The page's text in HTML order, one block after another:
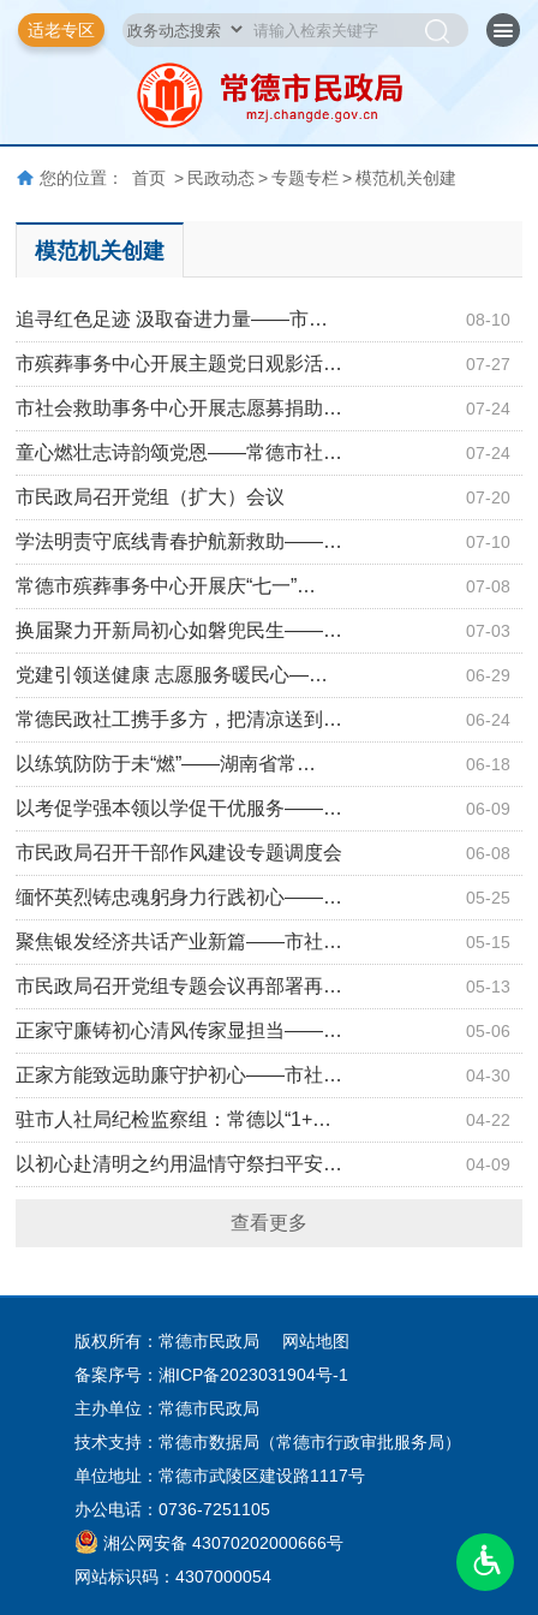
适老专区
您的位置： 首页 > 民政动态 > 专题专栏 > 模范机关创建
模范机关创建
08-10
追寻红色足迹 汲取奋进力量——市…
07-27
市殡葬事务中心开展主题党日观影活…
07-24
市社会救助事务中心开展志愿募捐助…
07-24
童心燃壮志诗韵颂党恩——常德市社…
07-20
市民政局召开党组（扩大）会议
07-10
学法明责守底线青春护航新救助——…
07-08
常德市殡葬事务中心开展庆“七一”…
07-03
换届聚力开新局初心如磐兜民生——…
06-29
党建引领送健康 志愿服务暖民心—…
06-24
常德民政社工携手多方，把清凉送到…
06-18
以练筑防防于未“燃”——湖南省常…
06-09
以考促学强本领以学促干优服务——…
06-08
市民政局召开干部作风建设专题调度会
05-25
缅怀英烈铸忠魂躬身力行践初心——…
05-15
聚焦银发经济共话产业新篇——市社…
05-13
市民政局召开党组专题会议再部署再…
05-06
正家守廉铸初心清风传家显担当——…
04-30
正家方能致远助廉守护初心——市社…
04-22
驻市人社局纪检监察组：常德以“1+…
04-09
以初心赴清明之约用温情守祭扫平安…
查看更多
版权所有：常德市民政局
网站地图
备案序号： 湘ICP备2023031904号-1
主办单位：常德市民政局
技术支持：常德市数据局（常德市行政审批服务局）
单位地址：常德市武陵区建设路1117号
办公电话：0736-7251105
湘公网安备 43070202000666号
网站标识码：4307000054